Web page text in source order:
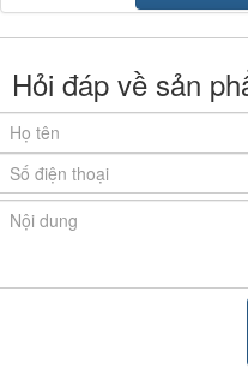
chịu. Quạt thông gió
xông hơi luôn giữ được
không quá ngột ngạt.
Hỏi đáp về sản